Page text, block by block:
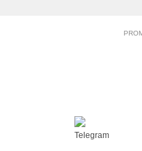
Telegram